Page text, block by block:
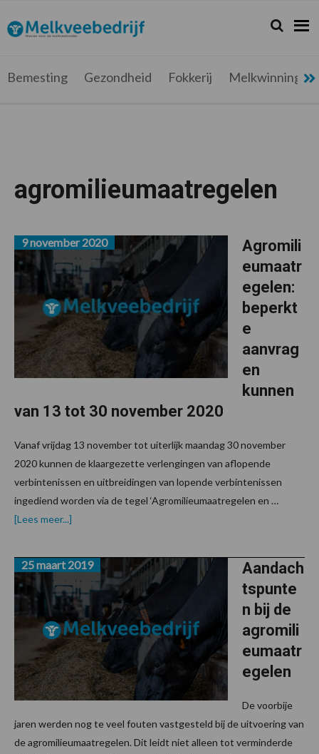
de
hoofdnavigatie
de
hoofd
de
eerste
de
voettekst
Melkveebedrijf.be
Nieuws
melkveehouder
Zoeken...
Zoek
Bemesting Gezondheid Fokkerij Melkwinning
agromilieumaatregelen
Agromili
eumaatr
egelen:
beperkt
e
aanvrag
en
kunnen
van 13 tot 30 november 2020
9 november 2020
Vanaf vrijdag 13 november tot uiterlijk maandag 30 november
2020 kunnen de klaargezette verlengingen van aflopende
verbintenissen en uitbreidingen van lopende verbintenissen
ingediend worden via de tegel ‘Agromilieumaatregelen en …
[Lees meer...]
van
13
tot
30
november
2020
Aandach
tspunte
n bij de
agromili
eumaatr
egelen
25 maart 2019
De voorbije
jaren werden nog te veel fouten vastgesteld bij de uitvoering van
de agromilieumaatregelen. Dit leidt niet alleen tot verminderde